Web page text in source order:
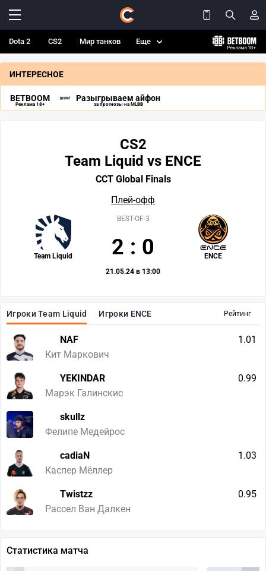
Dota 2 CS2 Мир танков Еще
ИНТЕРЕСНОЕ
BETBOOM
Реклама 18+
Разыгрываем айфон
за прогнозы на MLBB
Рейтинг
Игроки Team Liquid Игроки ENCE
NAF
Кит Маркович
1.01
YEKINDAR
Марэк Галинскис
0.99
skullz
Фелипе Медейрос
cadiaN
Каспер Мёллер
1.03
Twistzz
Рассел Ван Далкен
0.95
CS2
Team Liquid vs ENCE
CCT Global Finals
Плей-офф
Team Liquid ENCE
BEST-OF-3
2 : 0
21.05.24 в 13:00
Статистика матча